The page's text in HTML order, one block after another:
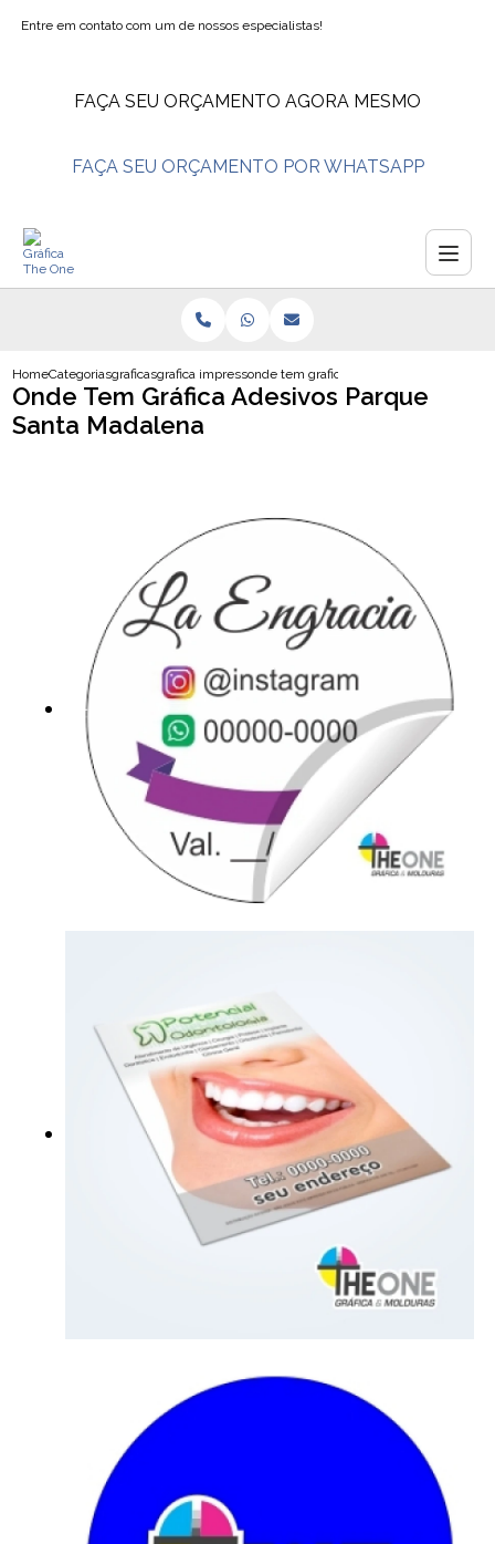
Entre em contato com um de nossos especialistas!
FAÇA SEU ORÇAMENTO AGORA MESMO
FAÇA SEU ORÇAMENTO POR WHATSAPP
HomeCategoriasgraficasgrafica impressaoonde tem grafica adesivos parque santa
Onde Tem Gráfica Adesivos Parque
Santa Madalena